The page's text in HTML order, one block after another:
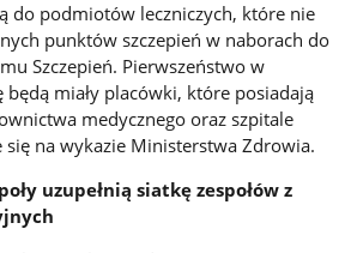
do podmiotów leczniczych, które nie
punktów szczepień w naborach do
Szczepień. Pierwszeństwo w
miały placówki, które posiadają
medycznego oraz szpitale
się na wykazie Ministerstwa Zdrowia.
uzupełnią siatkę zespołów z